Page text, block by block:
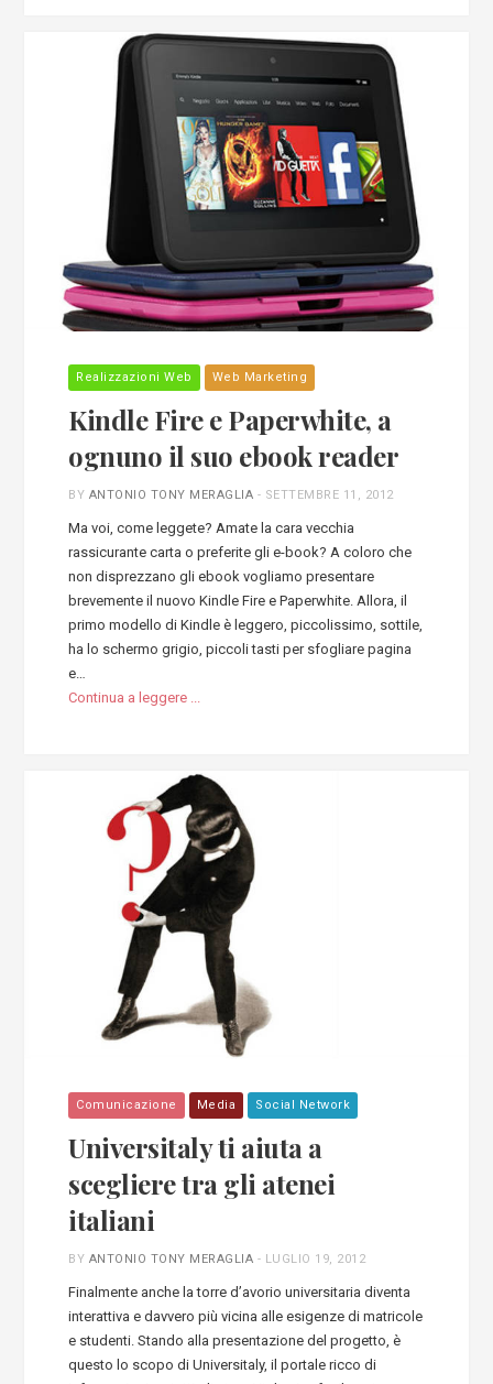
Realizzazioni Web Web Marketing
Kindle Fire e Paperwhite, a
ognuno il suo ebook reader
BY ANTONIO TONY MERAGLIA - SETTEMBRE 11, 2012
Ma voi, come leggete? Amate la cara vecchia
rassicurante carta o preferite gli e-book? A coloro che
non disprezzano gli ebook vogliamo presentare
brevemente il nuovo Kindle Fire e Paperwhite. Allora, il
primo modello di Kindle è leggero, piccolissimo, sottile,
ha lo schermo grigio, piccoli tasti per sfogliare pagina
e…
Continua a leggere ...
Comunicazione Media Social Network
Universitaly ti aiuta a
scegliere tra gli atenei
italiani
BY ANTONIO TONY MERAGLIA - LUGLIO 19, 2012
Finalmente anche la torre d’avorio universitaria diventa
interattiva e davvero più vicina alle esigenze di matricole
e studenti. Stando alla presentazione del progetto, è
questo lo scopo di Universitaly, il portale ricco di